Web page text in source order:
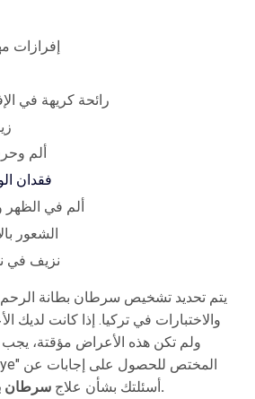
إفرازات
رائحة كريهة في
ألم
فقدان
ألم في الظهر
الشعور
نزيف في
يتم تحديد تشخيص سرطان بطانة
والاختبارات في تركيا. إذا كانت لديك
ولم تكن هذه الأعراض مؤقتة،
أسئلتك بشأن علاجسرطان بطانة الرحم في تركيا.